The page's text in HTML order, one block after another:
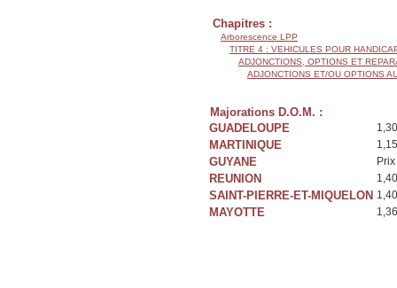
Chapitres :
Arborescence LPP
TITRE 4 : VEHICULES POUR
ADJONCTIONS, OPTIONS ET
ADJONCTIONS ET/OU OPTIONS
Majorations D.O.M. :
GUADELOUPE
MARTINIQUE
GUYANE
REUNION
SAINT-PIERRE-ET-MIQUELON
MAYOTTE